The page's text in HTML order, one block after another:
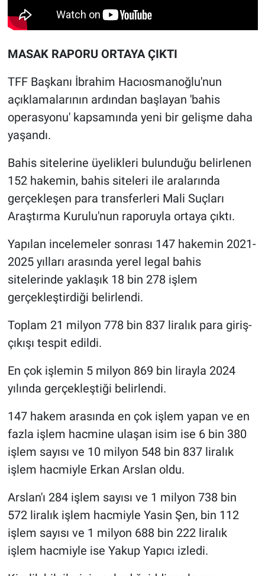
MASAK RAPORU ORTAYA ÇIKTI
TFF Başkanı İbrahim Hacıosmanoğlu'nun
açıklamalarının ardından başlayan 'bahis
operasyonu' kapsamında yeni bir gelişme daha
yaşandı.
Bahis sitelerine üyelikleri bulunduğu belirlenen
152 hakemin, bahis siteleri ile aralarında
gerçekleşen para transferleri Mali Suçları
Araştırma Kurulu'nun raporuyla ortaya çıktı.
Yapılan incelemeler sonrası 147 hakemin 2021-
2025 yılları arasında yerel legal bahis
sitelerinde yaklaşık 18 bin 278 işlem
gerçekleştirdiği belirlendi.
Toplam 21 milyon 778 bin 837 liralık para giriş-
çıkışı tespit edildi.
En çok işlemin 5 milyon 869 bin lirayla 2024
yılında gerçekleştiği belirlendi.
147 hakem arasında en çok işlem yapan ve en
fazla işlem hacmine ulaşan isim ise 6 bin 380
işlem sayısı ve 10 milyon 548 bin 837 liralık
işlem hacmiyle Erkan Arslan oldu.
Arslan'ı 284 işlem sayısı ve 1 milyon 738 bin
572 liralık işlem hacmiyle Yasin Şen, bin 112
işlem sayısı ve 1 milyon 688 bin 222 liralık
işlem hacmiyle ise Yakup Yapıcı izledi.